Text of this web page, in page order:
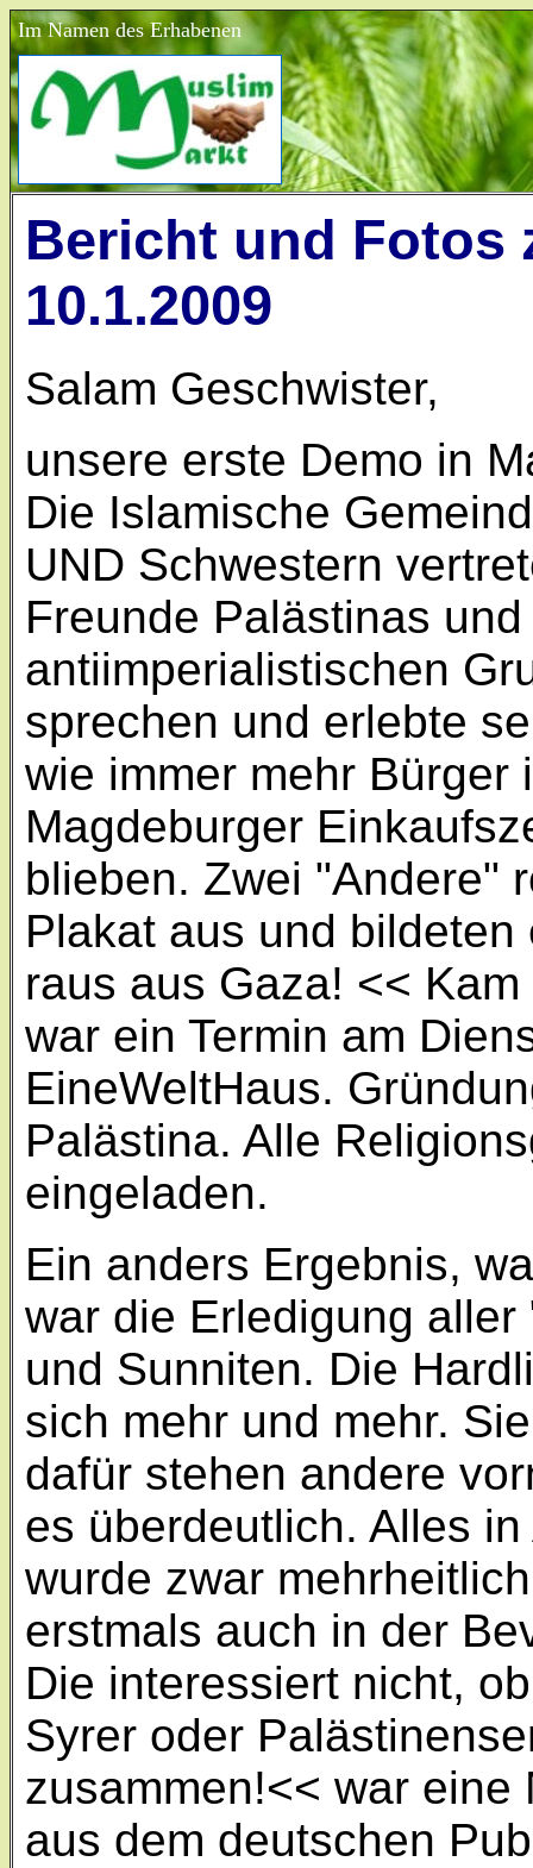
Im Namen des Erhabenen
Bericht und Fotos
10.1.2009
Salam Geschwister,
unsere erste Demo in
Die Islamische
UND Schwestern
Freunde Palästinas
antiimperialistischen
sprechen und erlebte
wie immer mehr Bürger
Magdeburger
blieben. Zwei "Andere"
Plakat aus und
raus aus Gaza! <<
war ein Termin am
EineWeltHaus.
Palästina. Alle
eingeladen.
Ein anders Ergebnis,
war die Erledigung
und Sunniten. Die
sich mehr und mehr.
dafür stehen andere
es überdeutlich. Alles
wurde zwar
erstmals auch in der
Die interessiert nicht,
Syrer oder
zusammen!<< war
aus dem deutschen